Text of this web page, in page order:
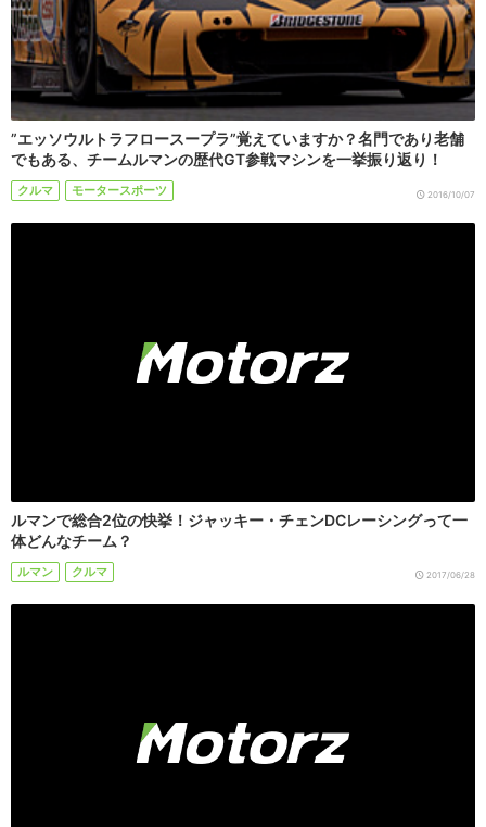
”エッソウルトラフロースープラ”覚えていますか？名門であり老舗
でもある、チームルマンの歴代GT参戦マシンを一挙振り返り！
クルマ モータースポーツ 2016/10/07
ルマンで総合2位の快挙！ジャッキー・チェンDCレーシングって一
体どんなチーム？
ルマン クルマ 2017/06/28